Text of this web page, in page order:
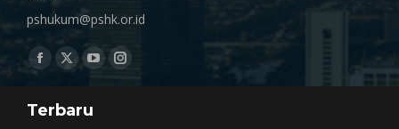
pshukum@pshk.or.id
Find us on:
Facebook
opens
X
opens
YouTube
opens
Instagram
Terbaru